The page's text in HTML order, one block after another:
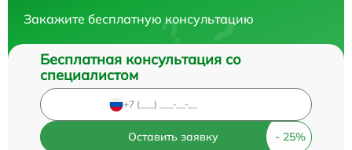
Закажите бесплатную консультацию
Бесплатная консультация со
специалистом
Оставить заявку